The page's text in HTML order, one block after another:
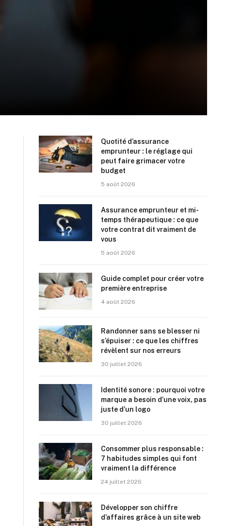
Quotité d’assurance
emprunteur : le réglage qui
peut faire grimacer votre
budget
5 août 2026
Assurance emprunteur et mi-
temps thérapeutique : ce que
votre contrat dit vraiment de
vous
5 août 2026
Guide complet pour créer votre
première entreprise
4 août 2026
Randonner sans se blesser ni
s’épuiser : ce que les chiffres
révèlent sur nos erreurs
30 juillet 2026
Identité sonore : pourquoi votre
marque a besoin d’une voix, pas
juste d’un logo
30 juillet 2026
Consommer plus responsable :
7 habitudes simples qui font
vraiment la différence
24 juillet 2026
Développer son chiffre
d’affaires grâce à un site web